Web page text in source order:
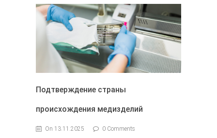
Подтверждение страны
происхождения медизделий
On 13.11.2025 0 Comments